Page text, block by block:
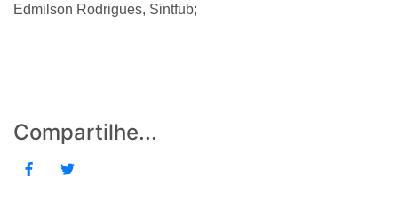
Edmilson Rodrigues, Sintfub;
Compartilhe...